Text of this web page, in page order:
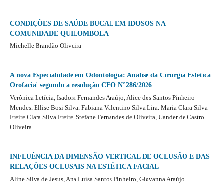
CONDIÇÕES DE SAÚDE BUCAL EM IDOSOS NA
COMUNIDADE QUILOMBOLA
Michelle Brandão Oliveira
A nova Especialidade em Odontologia: Análise da Cirurgia Estética
Orofacial segundo a resolução CFO N°286/2026
Verônica Letícia, Isadora Fernandes Araújo, Alice dos Santos Pinheiro
Mendes, Ellise Bosi Silva, Fabiana Valentino Silva Lira, Maria Clara Silva
Freire Clara Silva Freire, Stefane Fernandes de Oliveira, Uander de Castro
Oliveira
INFLUÊNCIA DA DIMENSÃO VERTICAL DE OCLUSÃO E DAS
RELAÇÕES OCLUSAIS NA ESTÉTICA FACIAL
Aline Silva de Jesus, Ana Luísa Santos Pinheiro, Giovanna Araújo